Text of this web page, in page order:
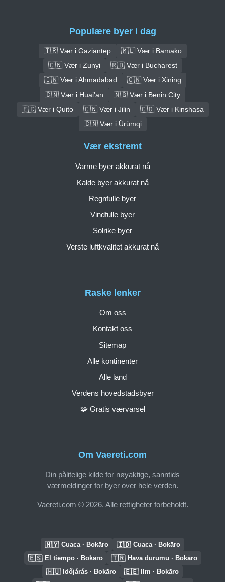
Populære byer i dag
🇹🇷 Vær i Gaziantep
🇲🇱 Vær i Bamako
🇨🇳 Vær i Zunyi
🇷🇴 Vær i Bucharest
🇮🇳 Vær i Ahmadabad
🇨🇳 Vær i Xining
🇨🇳 Vær i Huai'an
🇳🇬 Vær i Benin City
🇪🇨 Vær i Quito
🇨🇳 Vær i Jilin
🇨🇩 Vær i Kinshasa
🇨🇳 Vær i Ürümqi
Om Vaereti.com
Din pålitelige kilde for nøyaktige, sanntids
værmeldinger for byer over hele verden.
Vaereti.com © 2026. Alle rettigheter forbeholdt.
Raske lenker
Om oss
Kontakt oss
Sitemap
Alle kontinenter
Alle land
Verdens hovedstadsbyer
🧩 Gratis værvarsel
Vær ekstremt
Varme byer akkurat nå
Kalde byer akkurat nå
Regnfulle byer
Vindfulle byer
Solrike byer
Verste luftkvalitet akkurat nå
🇲🇾 Cuaca · Bokāro 🇮🇩 Cuaca · Bokāro
🇪🇸 El tiempo · Bokāro 🇹🇷 Hava durumu · Bokāro
🇭🇺 Időjárás · Bokāro 🇪🇪 Ilm · Bokāro